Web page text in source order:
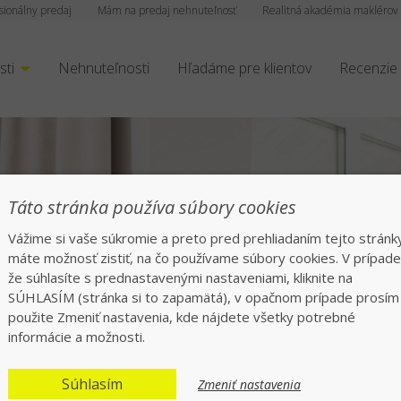
Realitná akadémia maklérov
Mám na predaj nehnuteľnosť
predaj
Nehnuteľnosti Hľadáme pre klientov Recenzie
Nechajte všetko na nás, rýchlo a
Táto stránka používa súbory cookies
Vážime si vaše súkromie a preto pred prehliadaním tejto
máte možnosť zistiť, na čo používame súbory cookies. V
že súhlasíte s prednastavenými nastaveniami, kliknite na
SÚHLASÍM (stránka si to zapamätá), v opačnom prípade prosím
použite Zmeniť nastavenia, kde nájdete všetky potrebné
informácie a možnosti.
Súhlasím Zmeniť nastavenia